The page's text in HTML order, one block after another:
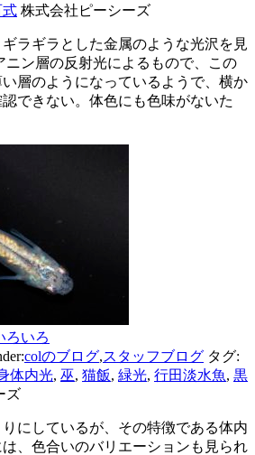
式 株式会社ピーシーズ
ラギラとした金属のような光沢を見
ニン層の反射光によるもので、この
層のようになっているようで、横か
できない。体色にも色味がないた
ろいろ
colのブログ,スタッフブログ タグ:
体内光, 巫, 猫飯, 緑光, 行田淡水魚, 黒
ズ
にしているが、その特徴である体内
、色合いのバリエーションも見られ